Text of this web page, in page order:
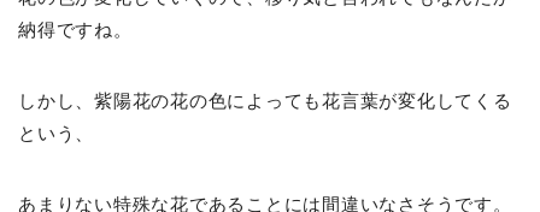
納得ですね。
しかし、紫陽花の花の色によっても花言葉が変化してくる
という、
あまりない特殊な花であることには間違いなさそうです。